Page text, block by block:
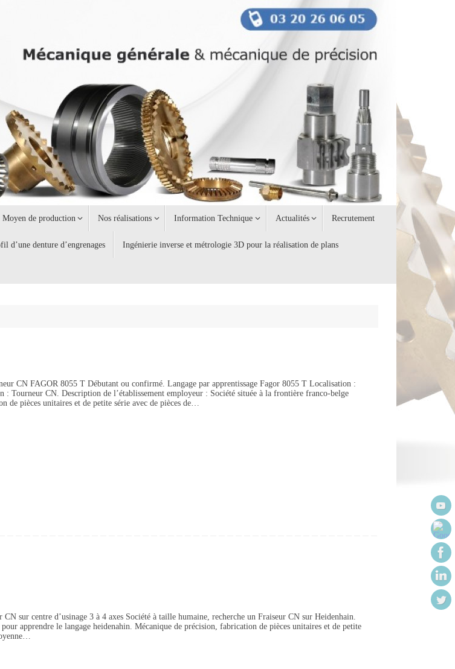
Moyen de production Nos réalisations Information Technique Actualités Recrutement
d’une denture d’engrenages Ingénierie inverse et métrologie 3D pour la réalisation de plans
CN FAGOR 8055 T Débutant ou confirmé. Langage par apprentissage Fagor 8055 T Localisation :
Tourneur CN. Description de l’établissement employeur : Société située à la frontière franco-belge
de pièces unitaires et de petite série avec de pièces de…
sur centre d’usinage 3 à 4 axes Société à taille humaine, recherche un Fraiseur CN sur Heidenhain.
apprendre le langage heidenahin. Mécanique de précision, fabrication de pièces unitaires et de petite